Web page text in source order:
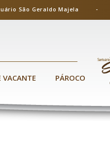
São Geraldo
VACANTE PÁROCO